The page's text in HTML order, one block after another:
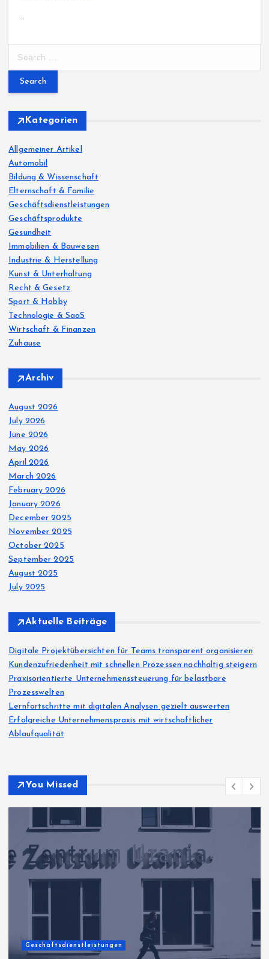
…
r
f
o
r
:
Kategorien
Allgemeiner Artikel
Automobil
Bildung & Wissenschaft
Elternschaft & Familie
Geschäftsdienstleistungen
Geschäftsprodukte
Gesundheit
Immobilien & Bauwesen
Industrie & Herstellung
Kunst & Unterhaltung
Recht & Gesetz
Sport & Hobby
Technologie & SaaS
Wirtschaft & Finanzen
Zuhause
Archiv
August 2026
July 2026
June 2026
May 2026
April 2026
March 2026
February 2026
January 2026
December 2025
November 2025
October 2025
September 2025
August 2025
July 2025
Aktuelle Beiträge
Digitale Projektübersichten für Teams transparent organisieren
Kundenzufriedenheit mit schnellen Prozessen nachhaltig steigern
Praxisorientierte Unternehmenssteuerung für belastbare
Prozesswelten
Lernfortschritte mit digitalen Analysen gezielt auswerten
Erfolgreiche Unternehmenspraxis mit wirtschaftlicher
Ablaufqualität
You Missed
Geschäftsdienstleistungen